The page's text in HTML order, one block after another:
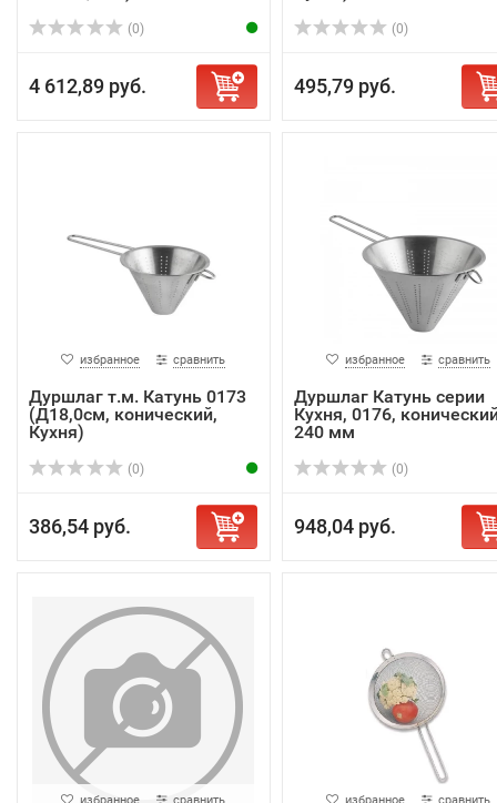
(0)
4 612,89 руб.
(0)
495,79 руб.
избранное сравнить
Дуршлаг т.м. Катунь 0173
(Д18,0см, конический,
Кухня)
(0)
386,54 руб.
избранное сравнить
Дуршлаг Катунь серии
Кухня, 0176,
240 мм
(0)
948,04 руб.